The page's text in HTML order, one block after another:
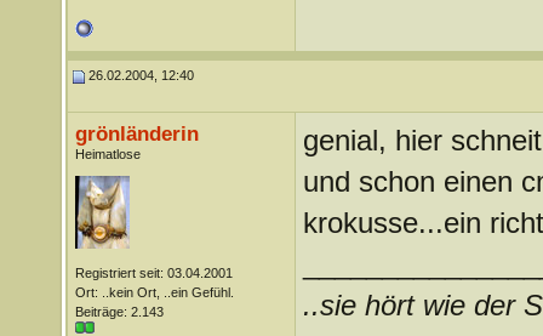
26.02.2004, 12:40
grönländerin
Heimatlose
Registriert seit: 03.04.2001
Ort: ..kein Ort, ..ein Gefühl.
Beiträge: 2.143
genial, hier
und schon einen
krokusse...ein
..sie hört wie der